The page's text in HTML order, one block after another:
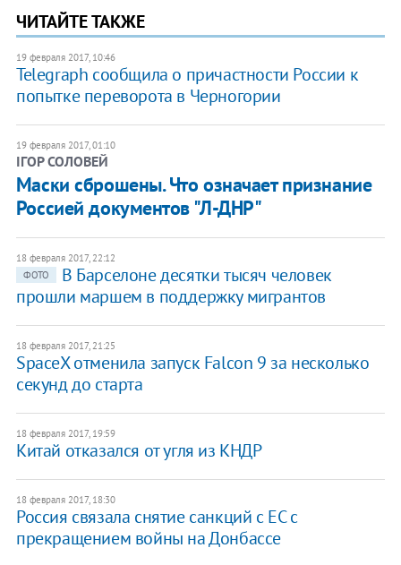
ЧИТАЙТЕ ТАКЖЕ
19 февраля 2017, 10:46
Telegraph сообщила о причастности России к
попытке переворота в Черногории
19 февраля 2017, 01:10
ІГОР СОЛОВЕЙ
Маски сброшены. Что означает признание
Россией документов "Л-ДНР"
18 февраля 2017, 22:12
ФОТО
В Барселоне десятки тысяч человек
прошли маршем в поддержку мигрантов
18 февраля 2017, 21:25
SpaceX отменила запуск Falcon 9 за несколько
секунд до старта
18 февраля 2017, 19:59
Китай отказался от угля из КНДР
18 февраля 2017, 18:30
Россия связала снятие санкций с ЕС с
прекращением войны на Донбассе